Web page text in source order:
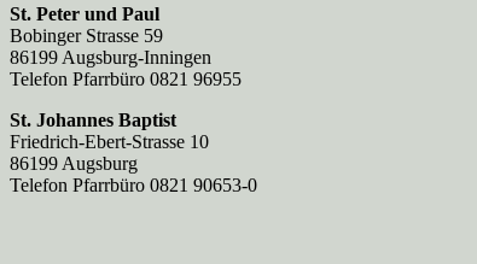
St. Peter und Paul
Bobinger Strasse 59
86199 Augsburg-Inningen
Telefon Pfarrbüro 0821 96955
St. Johannes Baptist
Friedrich-Ebert-Strasse 10
86199 Augsburg
Telefon Pfarrbüro 0821 90653-0